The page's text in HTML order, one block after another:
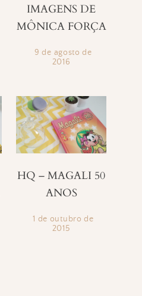
IMAGENS DE
MÔNICA FORÇA
9 de agosto de
2016
HQ – MAGALI 50
ANOS
1 de outubro de
2015